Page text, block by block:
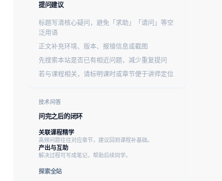
提问建议
标题写清核心疑问，避免「求助」「请问」等空
泛用语
正文补充环境、版本、报错信息或截图
先搜索本站是否已有相近问题，减少重复提问
若与课程相关，请标明课时或章节便于讲师定位
技术问答
问完之后的闭环
关联课程精学
高频问题往往对应章节，建议回到课程补基础。
产出与互助
解决过程可写成笔记，帮助后续同学。
探索全站